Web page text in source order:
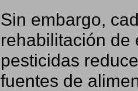
Sin embargo,
rehabilitación de
pesticidas
fuentes de